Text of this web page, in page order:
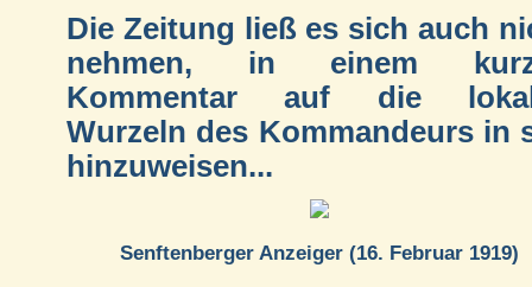
Die Zeitung ließ es sich auch
nehmen, in einem
Kommentar auf die
Wurzeln des Kommandeurs in
hinzuweisen...
Senftenberger Anzeiger (16. Februar 1919)